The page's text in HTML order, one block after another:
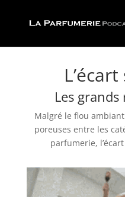
Les
Malgré le flou
poreuses entre les
parfumerie,